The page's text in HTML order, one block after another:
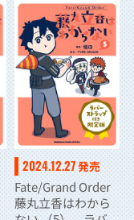
2024.12.27発売
Fate/Grand Order
藤丸立香はわから